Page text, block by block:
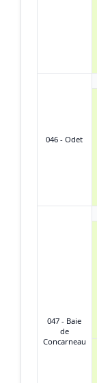
046 - Odet
047 - Baie
de
Concarneau